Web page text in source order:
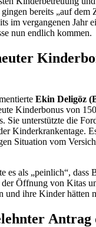
bereits „auf dem
im vergangenen Jahr
nun endlich kommen.
Ekin Deligöz
Kinderbonus von
Sie unterstützte die
Kinderkrankentage.
Situation vom
es als „peinlich“, dass
der Öffnung von Kitas
und ihre Kinder hätten
Antrag